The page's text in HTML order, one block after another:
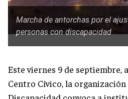
Marcha de antorchas por el
personas con discapacidad
Este viernes 9 de septiembre,
Centro Cívico, la